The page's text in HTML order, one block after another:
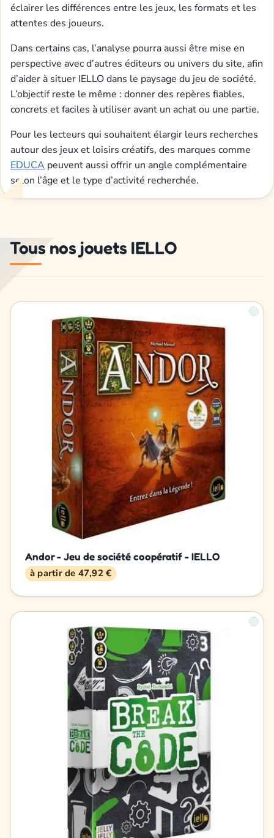
éclairer les différences entre les jeux, les formats et les
attentes des joueurs.
Dans certains cas, l’analyse pourra aussi être mise en
perspective avec d’autres éditeurs ou univers du site, afin
d’aider à situer IELLO dans le paysage du jeu de société.
L’objectif reste le même : donner des repères fiables,
concrets et faciles à utiliser avant un achat ou une partie.
Pour les lecteurs qui souhaitent élargir leurs recherches
autour des jeux et loisirs créatifs, des marques comme
EDUCA peuvent aussi offrir un angle complémentaire
selon l’âge et le type d’activité recherchée.
Tous nos jouets IELLO
Andor - Jeu de société coopératif - IELLO
à partir de 47,92 €